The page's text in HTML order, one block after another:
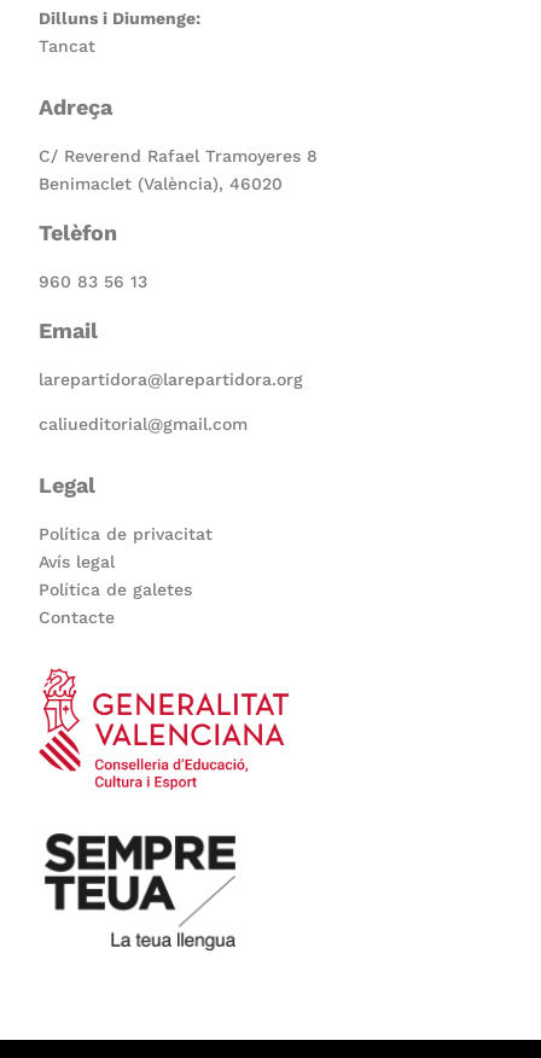
Dilluns i Diumenge:
Tancat
Adreça
C/ Reverend Rafael Tramoyeres 8
Benimaclet (València), 46020
Telèfon
960 83 56 13
Email
larepartidora@larepartidora.org
caliueditorial@gmail.com
Legal
Política de privacitat
Avís legal
Política de galetes
Contacte